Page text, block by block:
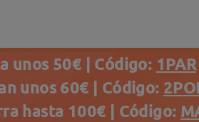
unos 50€ | Código: 1PAR
unos 60€ | Código:
hasta 100€ | Código: